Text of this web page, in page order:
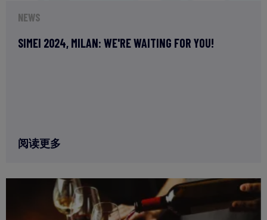
NEWS
SIMEI 2024, MILAN: WE'RE WAITING FOR YOU!
阅读更多